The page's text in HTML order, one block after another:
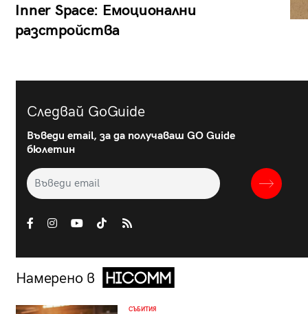
Inner Space: Емоционални
разстройства
Следвай GoGuide
Въведи email, за да получаваш GO Guide
бюлетин
Намерено в
СЪБИТИЯ